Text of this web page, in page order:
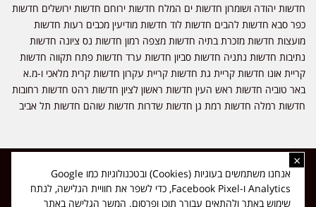
חדשות יהודה ושומרון חדשות ים המלח חדשות ירוחם חדשות ירושלים חדשות
כפר סבא חדשות להבים חדשות לוד חדשות מודיעין מכבים רעות חדשות
מועצות חדשות מזכרת בתיה חדשות מצפה רמון חדשות נס ציונה חדשות
נתיבות חדשות נתניה חדשות סביון חדשות ערד חדשות פתח תקווה חדשות
קריית אונו חדשות קריית גת חדשות קריית עקרון חדשות קרית מלאכי ו-מ.א
באר טוביה חדשות ראש העין חדשות ראשון לציון חדשות רהט חדשות רחובות
חדשות רמלה חדשות רמת גן חדשות שדרות חדשות שוהם חדשות תל אביב
כל הזכויות שמורות ל-ליזה ללוצאשווילי - חדשות אפס שמונה - דיווחים בזמן
אמת, נוסד בשנת 2019 | טל' לפרסומים 054-9759222 מייל מערכת
news08.net@gmail.com
×
אנחנו משתמשים בעוגיות (Cookies) ובטכנולוגיות כמו Google
Analytics ו-Facebook Pixel, כדי לשפר את חוויית הגלישה, לנתח
שימוש באתר ולהתאים עבורך תוכן ופרסום. המשך הגלישה באתר